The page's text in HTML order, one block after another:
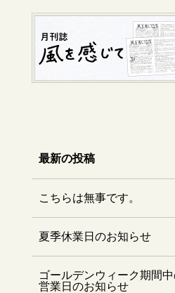
最新の投稿
こちらは無事です。
夏季休業日のお知らせ
ゴールデンウィーク期間
営業日のお知らせ